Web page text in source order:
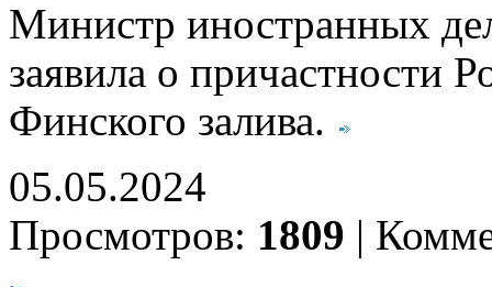
Министр иностранных
заявила о причастности
Финского залива.
05.05.2024
Просмотров: 1809 |